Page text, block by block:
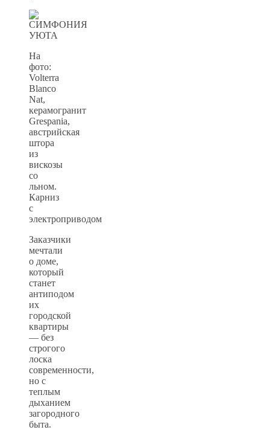
На
фото:
Volterra
Blanco
Nat,
керамогранит
Grespania,
австрийская
штора
из
вискозы
со
льном.
Карниз
с
электроприводом
Заказчики
мечтали
о доме,
который
станет
антиподом
их
городской
квартиры
— без
строгого
лоска
современности,
но с
теплым
дыханием
загородного
быта.